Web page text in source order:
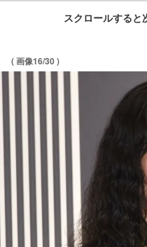
スクロールすると
( 画像16/30 )